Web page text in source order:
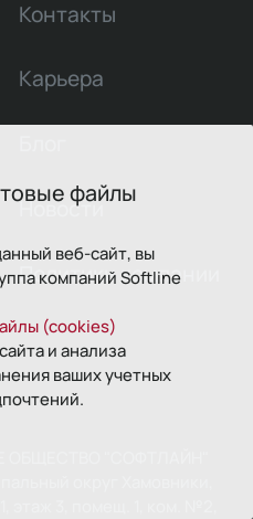
файлы
веб-сайт, вы
компаний Softline
(cookies)
и анализа
ваших учетных
Контакты
Карьера
Новости
Политики компании
ОБЩЕСТВО "СОФТЛАЙН"